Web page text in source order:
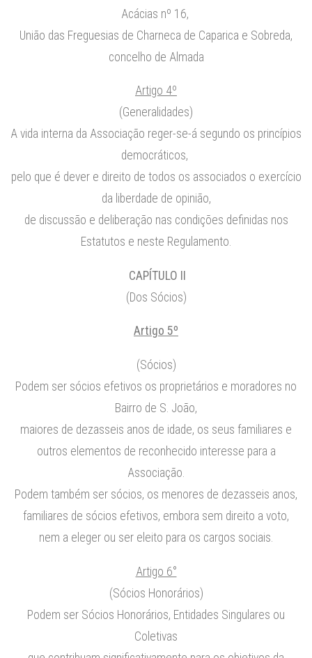
Acácias nº 16,
União das Freguesias de Charneca de Caparica e Sobreda,
concelho de Almada
Artigo 4º
(Generalidades)
A vida interna da Associação reger-se-á segundo os princípios
democráticos,
pelo que é dever e direito de todos os associados o exercício
da liberdade de opinião,
de discussão e deliberação nas condições definidas nos
Estatutos e neste Regulamento.
CAPÍTULO II
(Dos Sócios)
Artigo 5º
(Sócios)
Podem ser sócios efetivos os proprietários e moradores no
Bairro de S. João,
maiores de dezasseis anos de idade, os seus familiares e
outros elementos de reconhecido interesse para a
Associação.
Podem também ser sócios, os menores de dezasseis anos,
familiares de sócios efetivos, embora sem direito a voto,
nem a eleger ou ser eleito para os cargos sociais.
Artigo 6°
(Sócios Honorários)
Podem ser Sócios Honorários, Entidades Singulares ou
Coletivas